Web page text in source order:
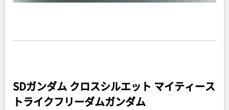
SDガンダム クロスシルエット マイティース
トライクフリーダムガンダム